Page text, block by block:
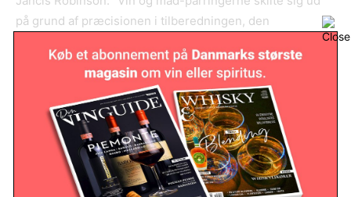
på grund af præcisionen i tilberedningen, den
var i overskud, men hvor alle elementer gav mening og
Parsley Salon repræsenterede Danmark i den
internationale finale i Copa Jerez med denne menu og
vinmenu: